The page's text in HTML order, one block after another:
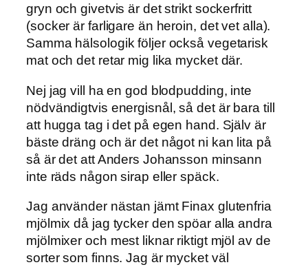
gryn och givetvis är det strikt sockerfritt
(socker är farligare än heroin, det vet alla).
Samma hälsologik följer också vegetarisk
mat och det retar mig lika mycket där.
Nej jag vill ha en god blodpudding, inte
nödvändigtvis energisnål, så det är bara till
att hugga tag i det på egen hand. Själv är
bäste dräng och är det något ni kan lita på
så är det att Anders Johansson minsann
inte räds någon sirap eller späck.
Jag använder nästan jämt Finax glutenfria
mjölmix då jag tycker den spöar alla andra
mjölmixer och mest liknar riktigt mjöl av de
sorter som finns. Jag är mycket väl